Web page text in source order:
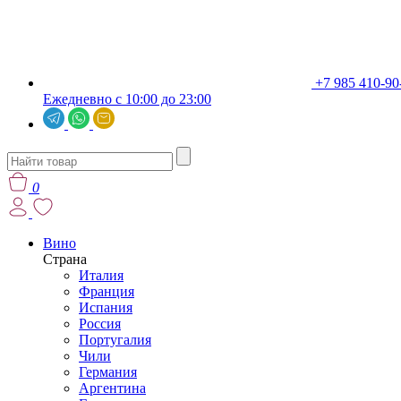
+7 985 410-
Ежедневно с 10:00 до 23:00
0
Вино
Страна
Италия
Франция
Испания
Россия
Португалия
Чили
Германия
Аргентина